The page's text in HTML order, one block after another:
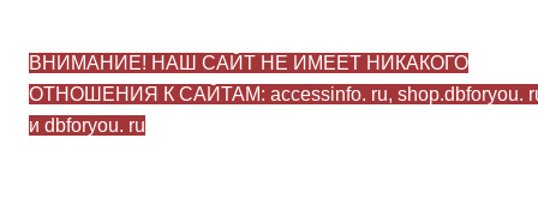
ВНИМАНИЕ! НАШ САЙТ НЕ ИМЕЕТ НИКАКОГО
ОТНОШЕНИЯ К САЙТАМ: accessinfo. ru, shop.dbforyou.
и dbforyou. ru